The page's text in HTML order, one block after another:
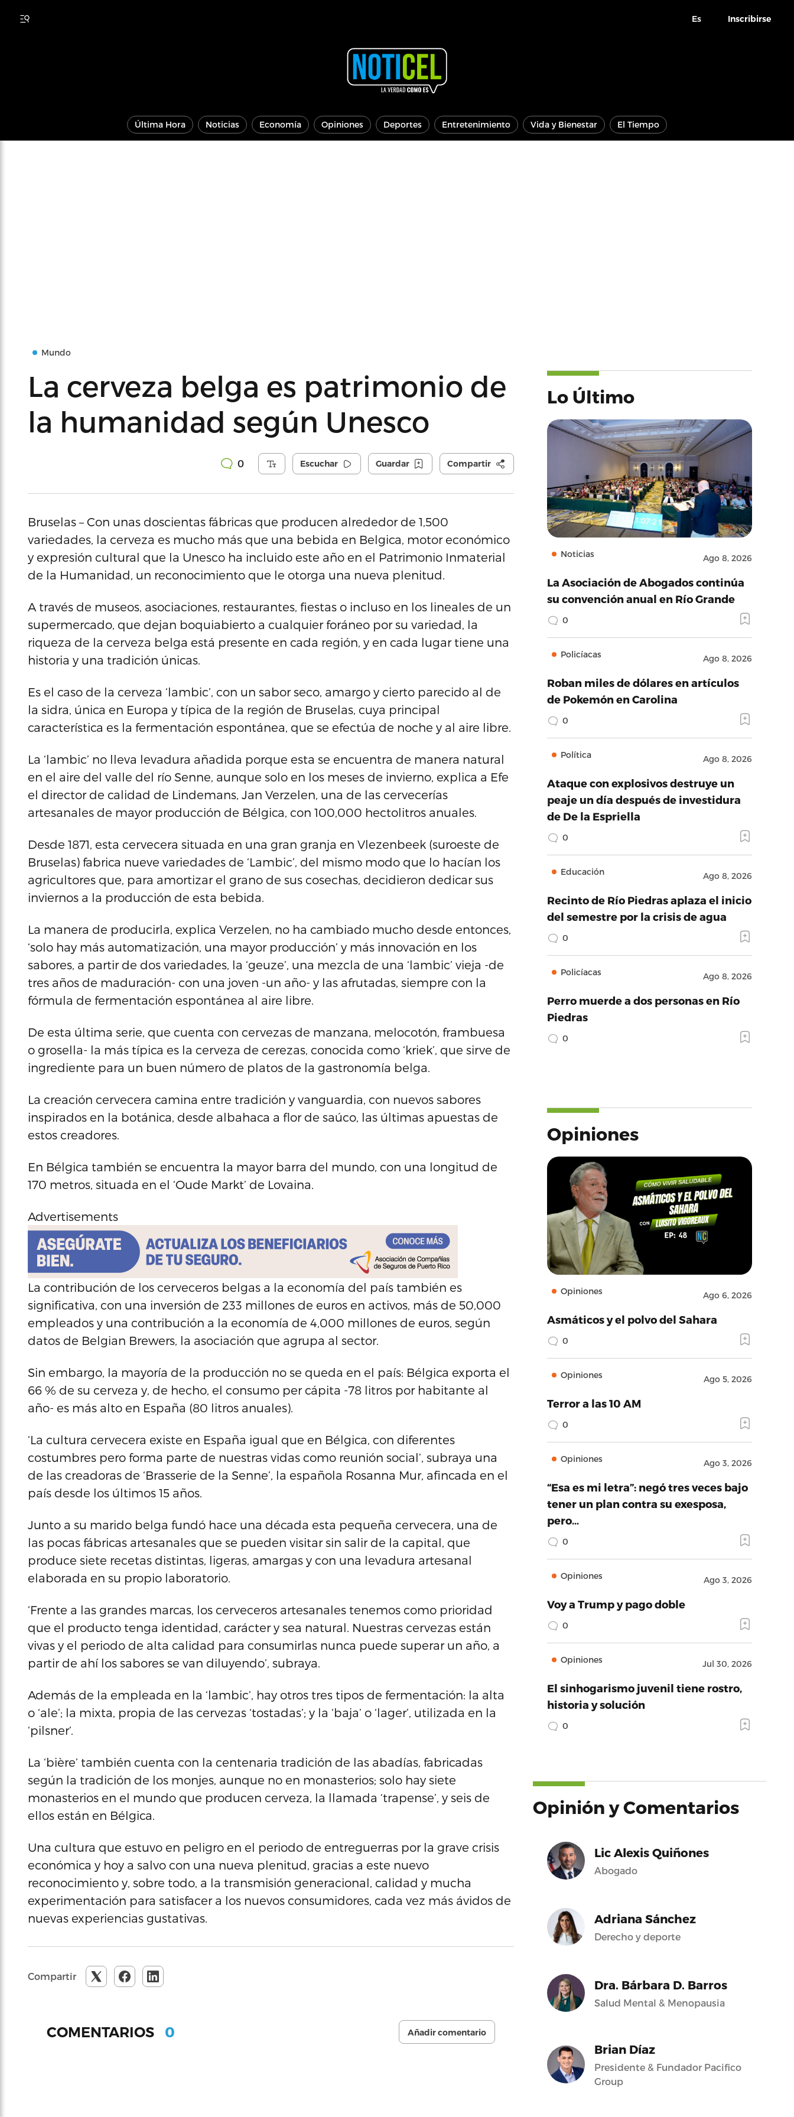
Es Inscribirse
Última Hora Noticias Economía Opiniones Deportes Entretenimiento Vida y Bienestar El Tiempo
Mundo
La cerveza belga es patrimonio de
la humanidad según Unesco
0 Escuchar Guardar Compartir
Bruselas – Con unas doscientas fábricas que producen alrededor de 1,500
variedades, la cerveza es mucho más que una bebida en Belgica, motor económico
y expresión cultural que la Unesco ha incluido este año en el Patrimonio Inmaterial
de la Humanidad, un reconocimiento que le otorga una nueva plenitud.
A través de museos, asociaciones, restaurantes, fiestas o incluso en los lineales de un
supermercado, que dejan boquiabierto a cualquier foráneo por su variedad, la
riqueza de la cerveza belga está presente en cada región, y en cada lugar tiene una
historia y una tradición únicas.
Es el caso de la cerveza ‘lambic’, con un sabor seco, amargo y cierto parecido al de
la sidra, única en Europa y típica de la región de Bruselas, cuya principal
característica es la fermentación espontánea, que se efectúa de noche y al aire libre.
La ‘lambic’ no lleva levadura añadida porque esta se encuentra de manera natural
en el aire del valle del río Senne, aunque solo en los meses de invierno, explica a Efe
el director de calidad de Lindemans, Jan Verzelen, una de las cervecerías
artesanales de mayor producción de Bélgica, con 100,000 hectolitros anuales.
Desde 1871, esta cervecera situada en una gran granja en Vlezenbeek (suroeste de
Bruselas) fabrica nueve variedades de ‘Lambic’, del mismo modo que lo hacían los
agricultores que, para amortizar el grano de sus cosechas, decidieron dedicar sus
inviernos a la producción de esta bebida.
La manera de producirla, explica Verzelen, no ha cambiado mucho desde entonces,
‘solo hay más automatización, una mayor producción’ y más innovación en los
sabores, a partir de dos variedades, la ‘geuze’, una mezcla de una ‘lambic’ vieja -de
tres años de maduración- con una joven -un año- y las afrutadas, siempre con la
fórmula de fermentación espontánea al aire libre.
De esta última serie, que cuenta con cervezas de manzana, melocotón, frambuesa
o grosella- la más típica es la cerveza de cerezas, conocida como ‘kriek’, que sirve de
ingrediente para un buen número de platos de la gastronomía belga.
La creación cervecera camina entre tradición y vanguardia, con nuevos sabores
inspirados en la botánica, desde albahaca a flor de saúco, las últimas apuestas de
estos creadores.
En Bélgica también se encuentra la mayor barra del mundo, con una longitud de
170 metros, situada en el ‘Oude Markt’ de Lovaina.
Advertisements
La contribución de los cerveceros belgas a la economía del país también es
significativa, con una inversión de 233 millones de euros en activos, más de 50,000
empleados y una contribución a la economía de 4,000 millones de euros, según
datos de Belgian Brewers, la asociación que agrupa al sector.
Sin embargo, la mayoría de la producción no se queda en el país: Bélgica exporta el
66 % de su cerveza y, de hecho, el consumo per cápita -78 litros por habitante al
año- es más alto en España (80 litros anuales).
‘La cultura cervecera existe en España igual que en Bélgica, con diferentes
costumbres pero forma parte de nuestras vidas como reunión social’, subraya una
de las creadoras de ‘Brasserie de la Senne’, la española Rosanna Mur, afincada en el
país desde los últimos 15 años.
Junto a su marido belga fundó hace una década esta pequeña cervecera, una de
las pocas fábricas artesanales que se pueden visitar sin salir de la capital, que
produce siete recetas distintas, ligeras, amargas y con una levadura artesanal
elaborada en su propio laboratorio.
‘Frente a las grandes marcas, los cerveceros artesanales tenemos como prioridad
que el producto tenga identidad, carácter y sea natural. Nuestras cervezas están
vivas y el periodo de alta calidad para consumirlas nunca puede superar un año, a
partir de ahí los sabores se van diluyendo’, subraya.
Además de la empleada en la ‘lambic’, hay otros tres tipos de fermentación: la alta
o ‘ale’; la mixta, propia de las cervezas ‘tostadas’; y la ‘baja’ o ‘lager’, utilizada en la
‘pilsner’.
La ‘bière’ también cuenta con la centenaria tradición de las abadías, fabricadas
según la tradición de los monjes, aunque no en monasterios; solo hay siete
monasterios en el mundo que producen cerveza, la llamada ‘trapense’, y seis de
ellos están en Bélgica.
Una cultura que estuvo en peligro en el periodo de entreguerras por la grave crisis
económica y hoy a salvo con una nueva plenitud, gracias a este nuevo
reconocimiento y, sobre todo, a la transmisión generacional, calidad y mucha
experimentación para satisfacer a los nuevos consumidores, cada vez más ávidos de
nuevas experiencias gustativas.
Compartir
COMENTARIOS 0 Añadir comentario
Lo Último
Noticias Ago 8, 2026
La Asociación de Abogados continúa
su convención anual en Río Grande
0
Policíacas Ago 8, 2026
Roban miles de dólares en artículos
de Pokemón en Carolina
0
Política Ago 8, 2026
Ataque con explosivos destruye un
peaje un día después de investidura
de De la Espriella
0
Educación Ago 8, 2026
Recinto de Río Piedras aplaza el inicio
del semestre por la crisis de agua
0
Policíacas Ago 8, 2026
Perro muerde a dos personas en Río
Piedras
0
Opiniones
Opiniones Ago 6, 2026
Asmáticos y el polvo del Sahara
0
Opiniones Ago 5, 2026
Terror a las 10 AM
0
Opiniones Ago 3, 2026
“Esa es mi letra”: negó tres veces bajo
tener un plan contra su exesposa,
pero…
0
Opiniones Ago 3, 2026
Voy a Trump y pago doble
0
Opiniones Jul 30, 2026
El sinhogarismo juvenil tiene rostro,
historia y solución
0
Opinión y Comentarios
Lic Alexis Quiñones
Abogado
Adriana Sánchez
Derecho y deporte
Dra. Bárbara D. Barros
Salud Mental & Menopausia
Brian Díaz
Presidente & Fundador Pacifico
Group